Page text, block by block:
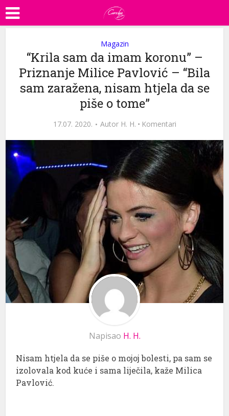
Magazin
“Krila sam da imam koronu” –
Priznanje Milice Pavlović – “Bila
sam zaražena, nisam htjela da se
piše o tome”
17.07. 2020. Autor H. H. · Komentari
Napisao H. H.
Nisam htjela da se piše o mojoj bolesti, pa sam se
izolovala kod kuće i sama liječila, kaže Milica
Pavlović.